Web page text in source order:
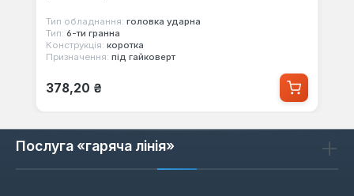
Тип обладнання: головка ударна
Тип: 6-ти гранна
Конструкція: коротка
Призначення: під гайковерт
Звичайна ціна:
378,20 ₴
Послуга «гаряча лінія»